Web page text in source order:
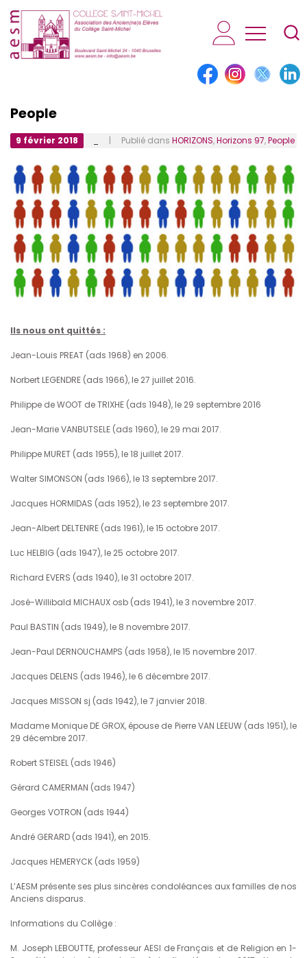
AESM...
People
9 février 2018 | Publié dans HORIZONS,Horizons 97,People
Ils nous ont quittés :
Jean-Louis PREAT (ads 1968) en 2006.
Norbert LEGENDRE (ads 1966), le 27 juillet 2016.
Philippe de WOOT de TRIXHE (ads 1948), le 29 septembre 2016
Jean-Marie VANBUTSELE (ads 1960), le 29 mai 2017.
Philippe MURET (ads 1955), le 18 juillet 2017.
Walter SIMONSON (ads 1966), le 13 septembre 2017.
Jacques HORMIDAS (ads 1952), le 23 septembre 2017.
Jean-Albert DELTENRE (ads 1961), le 15 octobre 2017.
Luc HELBIG (ads 1947), le 25 octobre 2017.
Richard EVERS (ads 1940), le 31 octobre 2017.
José-Willibald MICHAUX osb (ads 1941), le 3 novembre 2017.
Paul BASTIN (ads 1949), le 8 novembre 2017.
Jean-Paul DERNOUCHAMPS (ads 1958), le 15 novembre 2017.
Jacques DELENS (ads 1946), le 6 décembre 2017.
Jacques MISSON sj (ads 1942), le 7 janvier 2018.
Madame Monique DE GROX, épouse de Pierre VAN LEEUW (ads 1951), le
29 décembre 2017.
Robert STEISEL (ads 1946)
Gérard CAMERMAN (ads 1947)
Georges VOTRON (ads 1944)
André GERARD (ads 1941), en 2015.
Jacques HEMERYCK (ads 1959)
L’AESM présente ses plus sincères condoléances aux familles de nos
Anciens disparus.
Informations du Collège :
M. Joseph LEBOUTTE, professeur AESI de Français et de Religion en 1-